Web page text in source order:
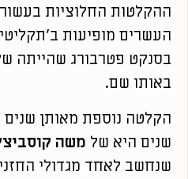
ההקלטות החלוציות
העשרים מופיעות
בסנקט פטרבורג שהייתה
באותו שם.
הקלטה נוספת מאותן
שנים היא של משה
שנחשב לאחד מגדולי